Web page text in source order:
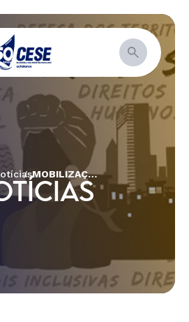
MOBILIZAÇÃO GERAL CONTRA O PL490